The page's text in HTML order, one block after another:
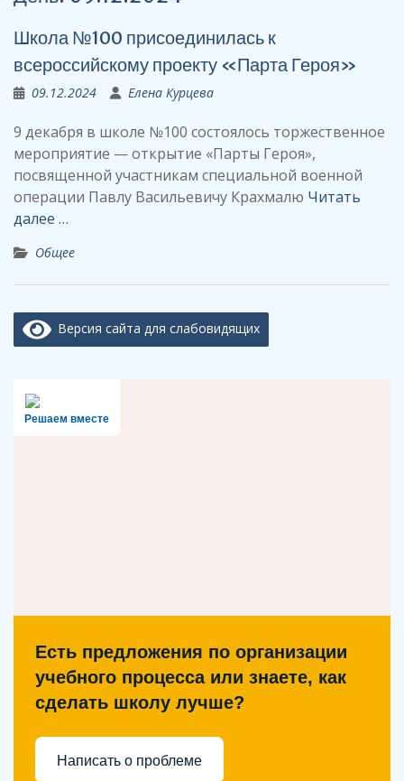
Школа №100 присоединилась к
всероссийскому проекту «Парта Героя»
09.12.2024 Елена Курцева
9 декабря в школе №100 состоялось торжественное
мероприятие — открытие «Парты Героя»,
посвященной участникам специальной военной
операции Павлу Васильевичу Крахмалю Читать
далее …
Общее
Версия сайта для слабовидящих
Решаем вместе
Есть предложения по организации
учебного процесса или знаете, как
сделать школу лучше?
Написать о проблеме